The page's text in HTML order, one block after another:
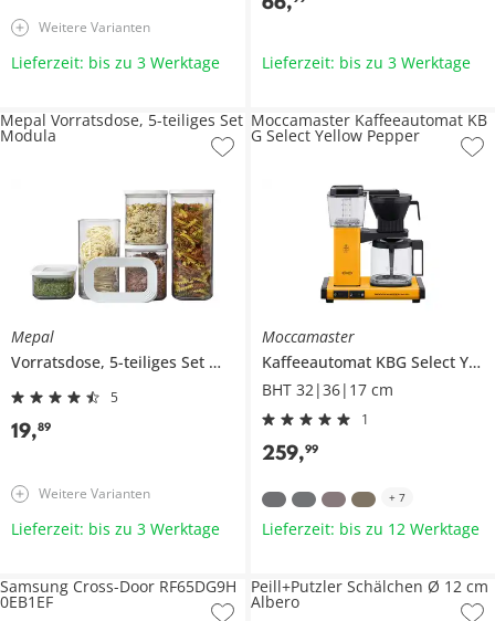
Weitere Varianten
Lieferzeit: bis zu 3 Werktage Lieferzeit: bis zu 3 Werktage
Mepal
Vorratsdose, 5-teiliges Set
Modula
5
19,89
Mepal Vorratsdose, 5-teiliges Set
Modula
Weitere Varianten
Lieferzeit: bis zu 3 Werktage
Moccamaster
Kaffeeautomat KBG Select Yellow Pepper
BHT 32|36|17 cm
1
259,99
Moccamaster Kaffeeautomat KB
G Select Yellow Pepper
+ 7
Lieferzeit: bis zu 12 Werktage
Samsung Cross-Door RF65DG9H
0EB1EF
Peill+Putzler Schälchen Ø 12 cm
Albero